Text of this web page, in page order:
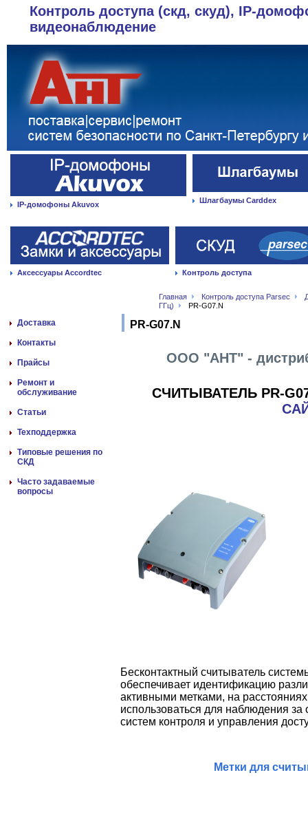
Контроль доступа (скд, скуд), IP-
видеонаблюдение
IP-домофоны Akuvox Шлагбаумы Carddex
Аксессуары Accordtec Контроль доступа
Главная Контроль доступа Parsec
ГГц)
PR-G07.N
Доставка
Контакты
Прайсы
Ремонт и
обслуживание
Статьи
Техподдержка
Типовые решения по
СКД
Часто задаваемые
вопросы
PR-G07.N
ООО "АНТ" -
СЧИТЫВАТЕЛЬ PR-
Бесконтактный считыватель
обеспечивает идентификацию
активными метками, на
использоваться для наблюдения за
систем контроля и управления
Метки для